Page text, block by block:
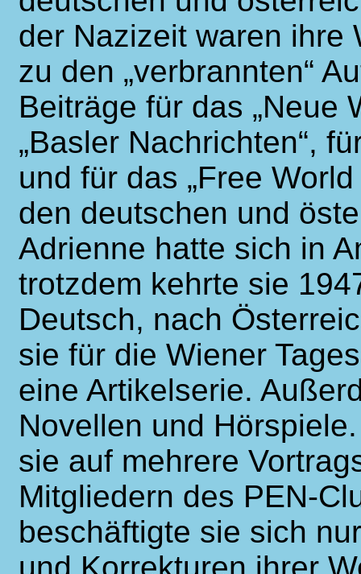
der Nazizeit waren ihre
zu den „verbrannten“
Beiträge für das „Neue
„Basler Nachrichten“,
und für das „Free
den deutschen und
Adrienne hatte sich in
trotzdem kehrte sie
Deutsch, nach
sie für die Wiener
eine Artikelserie.
Novellen und
sie auf mehrere
Mitgliedern des PEN-
beschäftigte sie sich